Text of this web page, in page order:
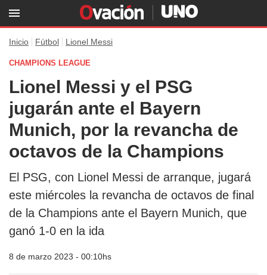
Inicio Fútbol Lionel Messi
CHAMPIONS LEAGUE
Lionel Messi y el PSG
jugarán ante el Bayern
Munich, por la revancha de
octavos de la Champions
El PSG, con Lionel Messi de arranque, jugará
este miércoles la revancha de octavos de final
de la Champions ante el Bayern Munich, que
ganó 1-0 en la ida
8 de marzo 2023 - 00:10hs